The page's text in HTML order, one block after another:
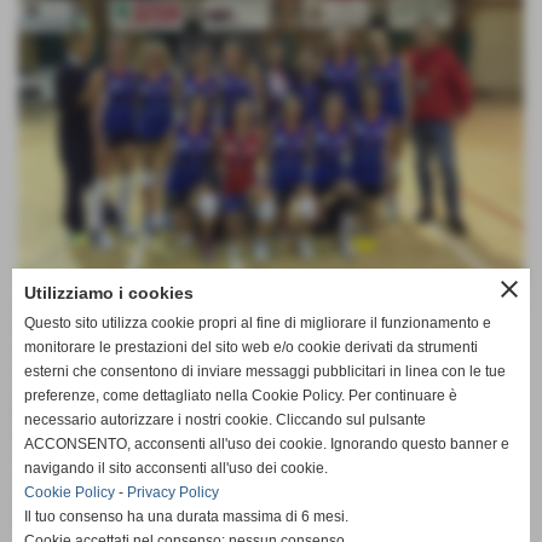
Arriva un punto prezioso per la prima divisione femminile della
Ciu Ciu Offida volley, che esce sconfitta dalla sfida in casa
della libero volley con il punteggio di tre a due, ma porta
comunque a casa un bel punticino che la fa salire a quota 19,
andando a rafforzare cosi quel quarto posto fondamentale per
la disputa dei play off
Primo set intenso e combattuto tra le due sqaudre e nel finale
sono le ascolane a spuntarla 26-24, nel secondo set dominio
assoluto delle ragazze del Libero volley, sotto due a zero le
offidane sembrano incapaci di reagire ma ci pensa mister
Kruzikova a suonare la carica ed in campo la musica cambia,
close
Utilizziamo i cookies
Questo sito utilizza cookie propri al fine di migliorare il funzionamento e
monitorare le prestazioni del sito web e/o cookie derivati da strumenti
esterni che consentono di inviare messaggi pubblicitari in linea con le tue
preferenze, come dettagliato nella Cookie Policy. Per continuare è
necessario autorizzare i nostri cookie. Cliccando sul pulsante
ACCONSENTO, acconsenti all'uso dei cookie. Ignorando questo banner e
navigando il sito acconsenti all'uso dei cookie.
Cookie Policy - Privacy Policy
Il tuo consenso ha una durata massima di 6 mesi.